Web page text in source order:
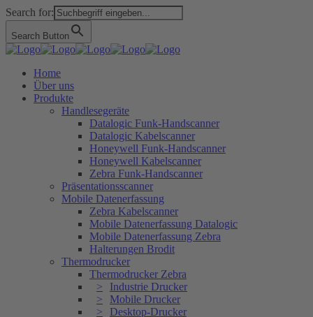
Search for:
Search Button
Home
Über uns
Produkte
Handlesegeräte
Datalogic Funk-Handscanner
Datalogic Kabelscanner
Honeywell Funk-Handscanner
Honeywell Kabelscanner
Zebra Funk-Handscanner
Präsentationsscanner
Mobile Datenerfassung
Zebra Kabelscanner
Mobile Datenerfassung Datalogic
Mobile Datenerfassung Zebra
Halterungen Brodit
Thermodrucker
Thermodrucker Zebra
Industrie Drucker
Mobile Drucker
Desktop-Drucker